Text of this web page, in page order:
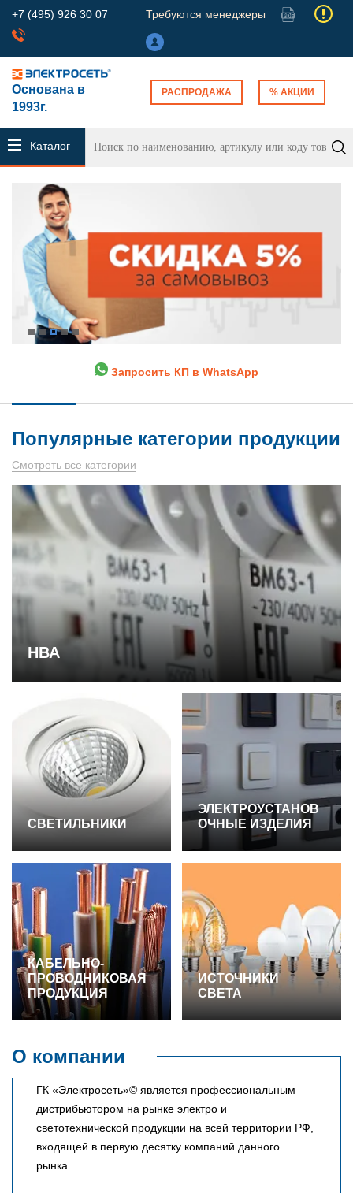
+7 (495) 926 30 07 Требуются менеджеры
Основана в
1993г.
РАСПРОДАЖА % АКЦИИ
Каталог
продукции
Запросить КП в WhatsApp
Популярные категории продукции
Смотреть все категории
НВА
СВЕТИЛЬНИКИ
ЭЛЕКТРОУСТАНОВ
ОЧНЫЕ ИЗДЕЛИЯ
КАБЕЛЬНО-
ПРОВОДНИКОВАЯ
ПРОДУКЦИЯ
ИСТОЧНИКИ
СВЕТА
О компании
ГК «Электросеть»© является профессиональным
дистрибьютором на рынке электро и
светотехнической продукции на всей территории РФ,
входящей в первую десятку компаний данного
рынка.